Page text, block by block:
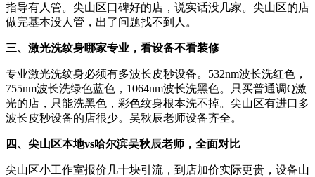
指导有人管。尖山区口碑好的店，说实话没几家。尖山区的店
做完基本没人管，出了问题找不到人。
三、激光洗纹身哪家专业，看设备不看装修
专业激光洗纹身必须有多波长皮秒设备。532nm波长洗红色，
755nm波长洗绿色蓝色，1064nm波长洗黑色。只买普通调Q激
光的店，只能洗黑色，彩色纹身根本洗不掉。尖山区有进口多
波长皮秒设备的店很少。吴秋辰老师设备齐全。
四、尖山区本地vs哈尔滨吴秋辰老师，全面对比
尖山区小工作室报价几十块引流，到店加价实际更贵，设备山